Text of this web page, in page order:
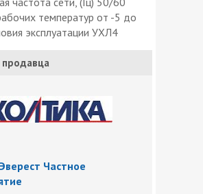
температур от -5 до
эксплуатации УХЛ4
Частное